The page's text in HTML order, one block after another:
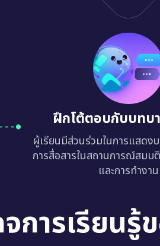
ฝึกโต้ตอบกับบทบ
ผู้เรียนมีส่วนร่วมในการแสดง
การสื่อสารในสถานการณ์สมม
และการทำงาน
การเรียน